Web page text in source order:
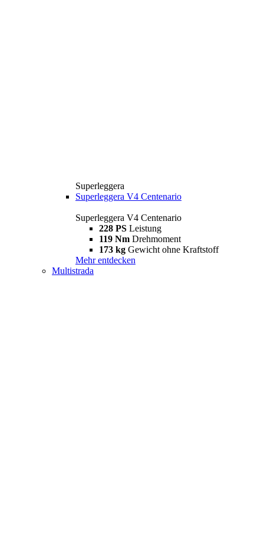
Superleggera
Superleggera V4 Centenario
Superleggera V4 Centenario
228 PS Leistung
119 Nm Drehmoment
173 kg Gewicht ohne Kraftstoff
Mehr entdecken
Multistrada